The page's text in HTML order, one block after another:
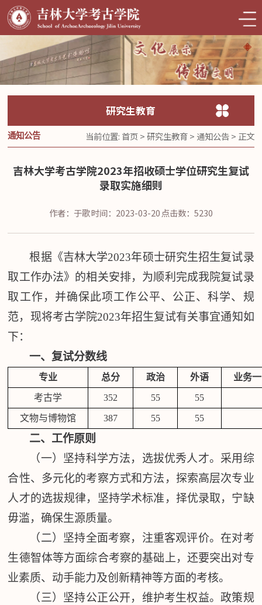
研究生教育
通知公告 当前位置: 首页>研究生教育> 通知公告> 正文
吉林大学考古学院2023年招收硕士学位研究生复试
录取实施细则
作者：于歌时间：2023-03-20点击数： 5230
根据《吉林大学2023年硕士研究生招生复试录
取工作办法》的相关安排，为顺利完成我院复试录
取工作，并确保此项工作公平、公正、科学、规
范，现将考古学院2023年招生复试有关事宜通知如
下：
一、复试分数线
专业 总分 政治 外语 业务一
考古学 352 55 55
文物与博物馆 387 55 55
二、工作原则
（一）坚持科学方法，选拔优秀人才。采用综
合性、多元化的考察方式和方法，探索高层次专业
人才的选拔规律，坚持学术标准，择优录取，宁缺
毋滥，确保生源质量。
（二）坚持全面考察，注重客观评价。在对考
生德智体等方面综合考察的基础上，还要突出对专
业素质、动手能力及创新精神等方面的考核。
（三）坚持公正公开，维护考生权益。政策规